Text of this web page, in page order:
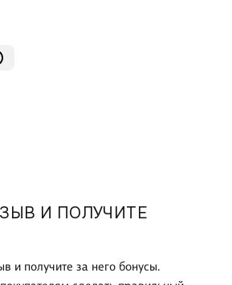
И ПОЛУЧИТЕ
и получите за него бонусы.